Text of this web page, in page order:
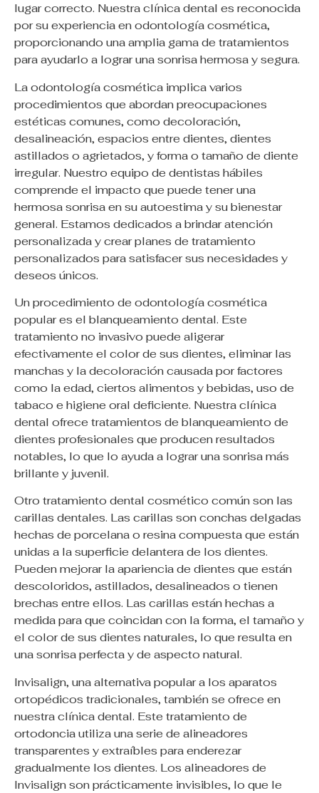
lugar correcto. Nuestra clínica dental es reconocida
por su experiencia en odontología cosmética,
proporcionando una amplia gama de tratamientos
para ayudarlo a lograr una sonrisa hermosa y segura.
La odontología cosmética implica varios
procedimientos que abordan preocupaciones
estéticas comunes, como decoloración,
desalineación, espacios entre dientes, dientes
astillados o agrietados, y forma o tamaño de diente
irregular. Nuestro equipo de dentistas hábiles
comprende el impacto que puede tener una
hermosa sonrisa en su autoestima y su bienestar
general. Estamos dedicados a brindar atención
personalizada y crear planes de tratamiento
personalizados para satisfacer sus necesidades y
deseos únicos.
Un procedimiento de odontología cosmética
popular es el blanqueamiento dental. Este
tratamiento no invasivo puede aligerar
efectivamente el color de sus dientes, eliminar las
manchas y la decoloración causada por factores
como la edad, ciertos alimentos y bebidas, uso de
tabaco e higiene oral deficiente. Nuestra clínica
dental ofrece tratamientos de blanqueamiento de
dientes profesionales que producen resultados
notables, lo que lo ayuda a lograr una sonrisa más
brillante y juvenil.
Otro tratamiento dental cosmético común son las
carillas dentales. Las carillas son conchas delgadas
hechas de porcelana o resina compuesta que están
unidas a la superficie delantera de los dientes.
Pueden mejorar la apariencia de dientes que están
descoloridos, astillados, desalineados o tienen
brechas entre ellos. Las carillas están hechas a
medida para que coincidan con la forma, el tamaño y
el color de sus dientes naturales, lo que resulta en
una sonrisa perfecta y de aspecto natural.
Invisalign, una alternativa popular a los aparatos
ortopédicos tradicionales, también se ofrece en
nuestra clínica dental. Este tratamiento de
ortodoncia utiliza una serie de alineadores
transparentes y extraíbles para enderezar
gradualmente los dientes. Los alineadores de
Invisalign son prácticamente invisibles, lo que le